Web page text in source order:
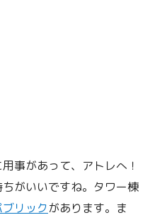
事があって、アトレへ！
がいいですね。タワー棟
リックがあります。ま